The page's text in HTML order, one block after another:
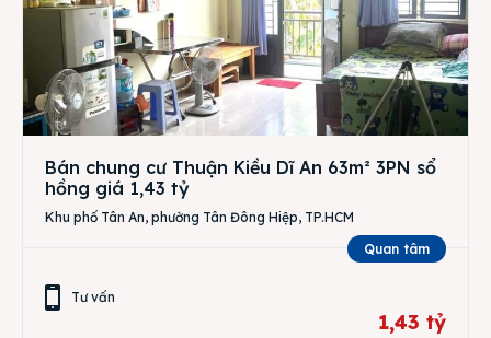
Bán chung cư Thuận Kiều Dĩ An 63m² 3PN sổ
hồng giá 1,43 tỷ
Khu phố Tân An, phường Tân Đông Hiệp, TP.HCM
Quan tâm
Tư vấn
1,43 tỷ